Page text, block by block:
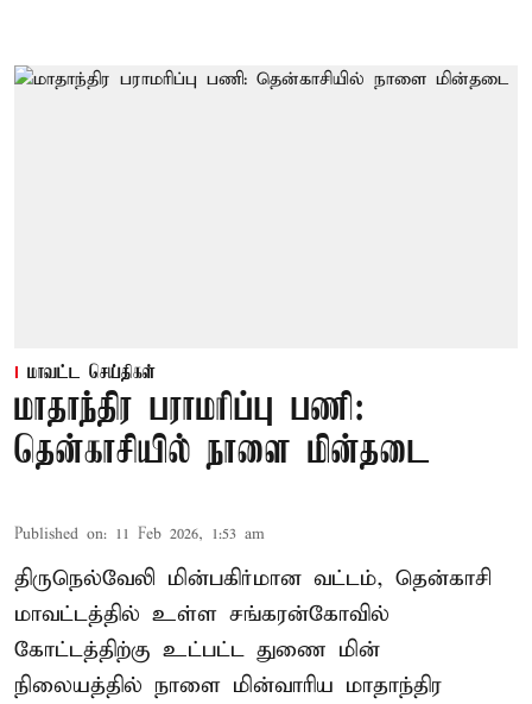
மாவட்ட செய்திகள்
மாதாந்திர பராமரிப்பு பணி:
தென்காசியில் நாளை மின்தடை
Published on: 11 Feb 2026, 1:53 am
திருநெல்வேலி மின்பகிர்மான வட்டம், தென்காசி
மாவட்டத்தில் உள்ள சங்கரன்கோவில்
கோட்டத்திற்கு உட்பட்ட துணை மின்
நிலையத்தில் நாளை மின்வாரிய மாதாந்திர